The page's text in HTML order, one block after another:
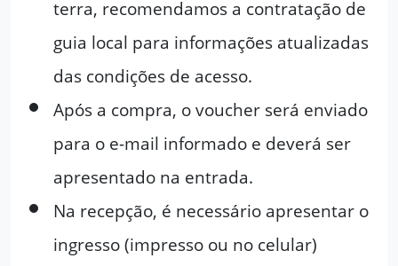
terra, recomendamos a contratação de
guia local para informações atualizadas
das condições de acesso.
Após a compra, o voucher será enviado
para o e-mail informado e deverá ser
apresentado na entrada.
Na recepção, é necessário apresentar o
ingresso (impresso ou no celular)